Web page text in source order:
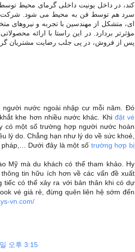
کند، در داخل یونیت داخلی گرمای محیط
سرد هم توسط فن به محیط می شود. شرکت
ای، متشکل از مهندسین با تجربه و
مؤثرتر بردارد. در این راستا با ارائه
پس از فروش، در پی جلب رضایت مشتریان
nước ngoài nhập cư mỗi năm. Đó
khe hơn nhiều nước khác. Khi đặt vé
có một số trường hợp người nước hoàn
lý do. Chẳng hạn như lý do về sức khoẻ,
Dưới đây là một số trường hợp bị
Mỹ mà du khách có thể tham khảo. Hy
tin hữu ích hơn về các vấn đề xuất
tiếc có thể xảy ra với bản thân khi có dự
vé giá rẻ, đừng quên liên hệ sớm đến
vn.com/
오후 3:15